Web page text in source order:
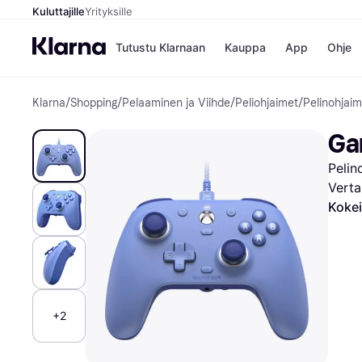
KuluttajilleYrityksille
Tutustu Klarnaan Kauppa
Kaupat
Gigantti
H&M
Peten
Wolt
App Ohje
Klarna/Shopping/Pelaaminen ja Viihde/Peliohjaimet/
+2